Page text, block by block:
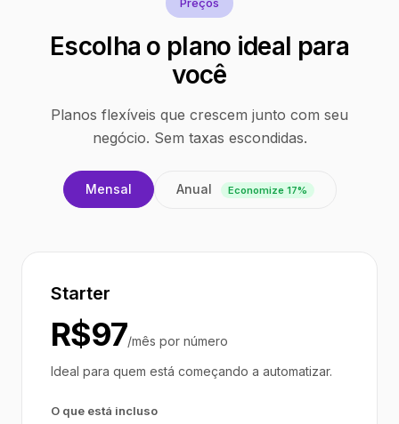
Escolha o plano ideal para
você
Planos flexíveis que crescem junto com seu
negócio. Sem taxas escondidas.
Mensal Anual Economize 17%
Starter
R$97/mês por número
Ideal para quem está começando a automatizar.
O que está incluso